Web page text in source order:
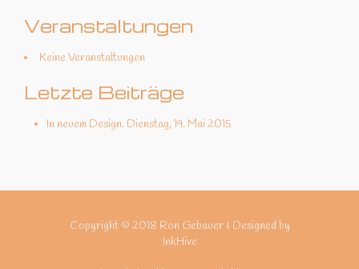
Veranstaltungen
Keine Veranstaltungen
Letzte Beiträge
In neuem Design. Dienstag, 19. Mai 2015
Copyright © 2018 Ron Gebauer & Designed by
InkHive